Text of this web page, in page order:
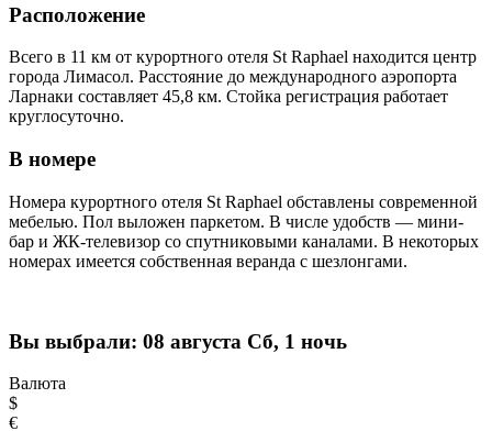
Расположение
Всего в 11 км от курортного отеля St Raphael находится центр
города Лимасол. Расстояние до международного аэропорта
Ларнаки составляет 45,8 км. Стойка регистрация работает
круглосуточно.
В номере
Номера курортного отеля St Raphael обставлены современной
мебелью. Пол выложен паркетом. В числе удобств — мини-
бар и ЖК-телевизор со спутниковыми каналами. В некоторых
номерах имеется собственная веранда с шезлонгами.
Вы выбрали: 08 августа Сб, 1 ночь
Валюта
$
€